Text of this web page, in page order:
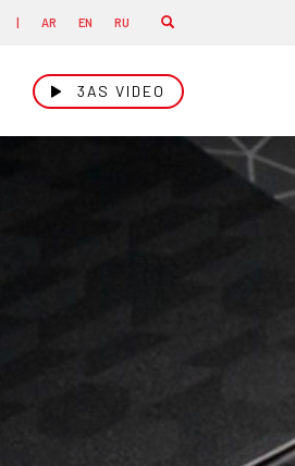
| AR EN RU
3AS VIDEO